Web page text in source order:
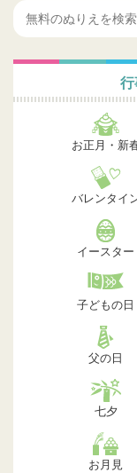
行
お正月・新
バレンタイ
イースター
子どもの日
父の日
七夕
お月見